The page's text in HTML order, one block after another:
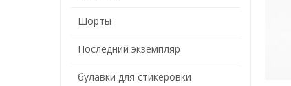
Шорты
Последний экземпляр
булавки для стикеровки